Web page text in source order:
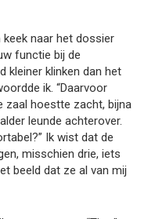
naar het dossier
functie bij de
kleiner klinken dan het
ik. “Daarvoor
zaal hoestte zacht, bijna
leunde achterover.
Ik wist dat de
misschien drie, iets
beeld dat ze al van mij